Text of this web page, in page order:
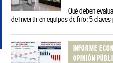
Qué deben
de invertir en equipos de frío: 5
INFORME
OPINIÓN